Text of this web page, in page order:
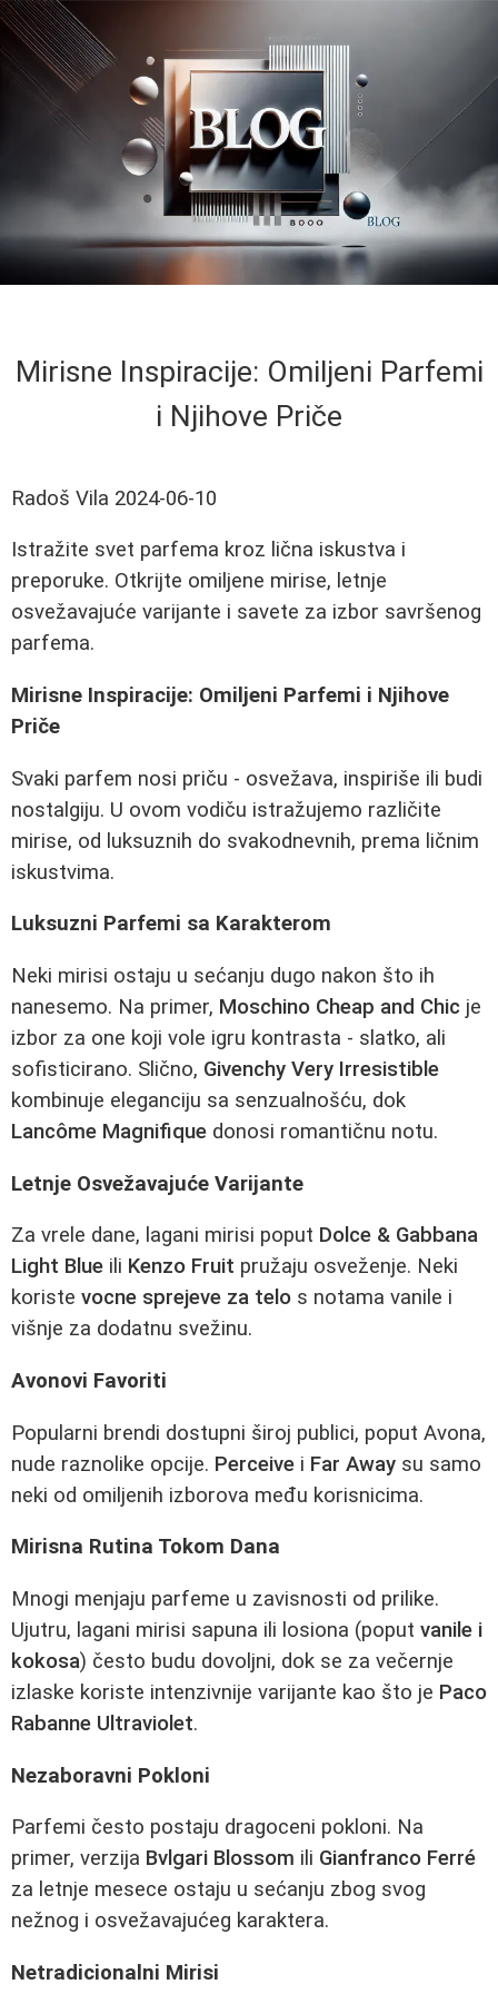
Mirisne Inspiracije: Omiljeni Parfemi
i Njihove Priče
Radoš Vila 2024-06-10
Istražite svet parfema kroz lična iskustva i
preporuke. Otkrijte omiljene mirise, letnje
osvežavajuće varijante i savete za izbor savršenog
parfema.
Mirisne Inspiracije: Omiljeni Parfemi i Njihove
Priče
Svaki parfem nosi priču - osvežava, inspiriše ili budi
nostalgiju. U ovom vodiču istražujemo različite
mirise, od luksuznih do svakodnevnih, prema ličnim
iskustvima.
Luksuzni Parfemi sa Karakterom
Neki mirisi ostaju u sećanju dugo nakon što ih
nanesemo. Na primer, Moschino Cheap and Chic je
izbor za one koji vole igru kontrasta - slatko, ali
sofisticirano. Slično, Givenchy Very Irresistible
kombinuje eleganciju sa senzualnošću, dok
Lancôme Magnifique donosi romantičnu notu.
Letnje Osvežavajuće Varijante
Za vrele dane, lagani mirisi poput Dolce & Gabbana
Light Blue ili Kenzo Fruit pružaju osveženje. Neki
koriste vocne sprejeve za telo s notama vanile i
višnje za dodatnu svežinu.
Avonovi Favoriti
Popularni brendi dostupni široj publici, poput Avona,
nude raznolike opcije. Perceive i Far Away su samo
neki od omiljenih izborova među korisnicima.
Mirisna Rutina Tokom Dana
Mnogi menjaju parfeme u zavisnosti od prilike.
Ujutru, lagani mirisi sapuna ili losiona (poput vanile i
kokosa) često budu dovoljni, dok se za večernje
izlaske koriste intenzivnije varijante kao što je Paco
Rabanne Ultraviolet.
Nezaboravni Pokloni
Parfemi često postaju dragoceni pokloni. Na
primer, verzija Bvlgari Blossom ili Gianfranco Ferré
za letnje mesece ostaju u sećanju zbog svog
nežnog i osvežavajućeg karaktera.
Netradicionalni Mirisi